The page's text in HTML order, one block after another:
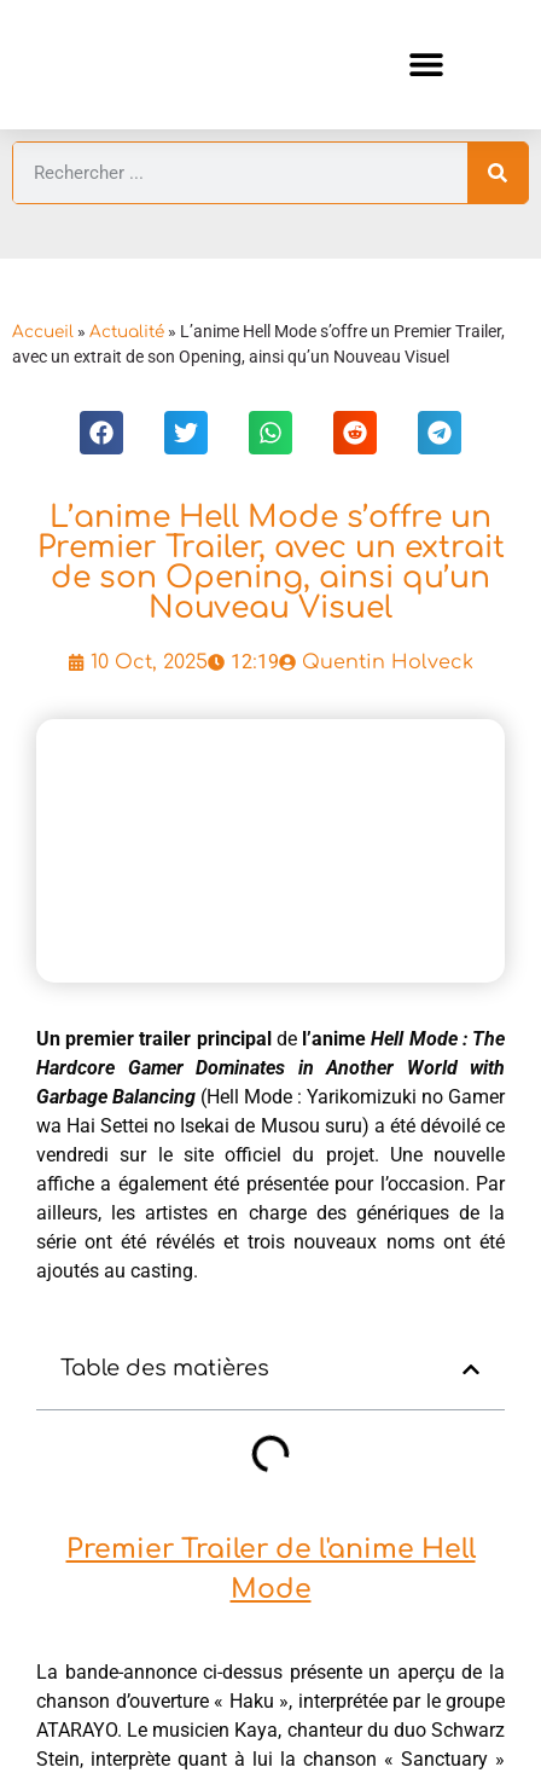
Accueil » Actualité » L’anime Hell Mode s’offre un Premier Trailer,
avec un extrait de son Opening, ainsi qu’un Nouveau Visuel
L’anime Hell Mode s’offre un
Premier Trailer, avec un extrait
de son Opening, ainsi qu’un
Nouveau Visuel
10 Oct, 2025 12:19 Quentin Holveck
Un premier trailer principal de l’animeHell Mode : The
Hardcore Gamer Dominates in Another World with
Garbage Balancing (Hell Mode : Yarikomizuki no Gamer
wa Hai Settei no Isekai de Musou suru) a été dévoilé ce
vendredi sur le site officiel du projet. Une nouvelle
affiche a également été présentée pour l’occasion. Par
ailleurs, les artistes en charge des génériques de la
série ont été révélés et trois nouveaux noms ont été
ajoutés au casting.
Table des matières
Premier Trailer de l'anime Hell
Mode
La bande-annonce ci-dessus présente un aperçu de la
chanson d’ouverture « Haku », interprétée par le groupe
ATARAYO. Le musicien Kaya, chanteur du duo Schwarz
Stein, interprète quant à lui la chanson « Sanctuary »